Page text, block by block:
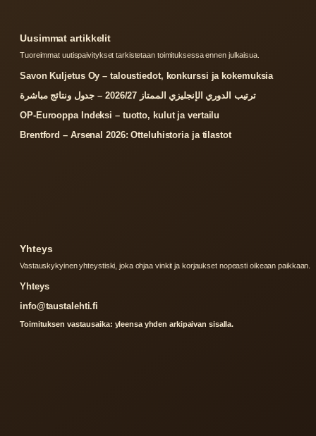
Uusimmat artikkelit
Tuoreimmat uutispaivitykset tarkistetaan toimituksessa ennen julkaisua.
Savon Kuljetus Oy – taloustiedot, konkurssi ja kokemuksia
ترتيب الدوري الإنجليزي الممتاز 2026/27 – جدول ونتائج مباشرة
OP-Eurooppa Indeksi – tuotto, kulut ja vertailu
Brentford – Arsenal 2026: Otteluhistoria ja tilastot
Yhteys
Vastauskykyinen yhteystiski, joka ohjaa vinkit ja korjaukset nopeasti oikeaan paikkaan.
Yhteys
info@taustalehti.fi
Toimituksen vastausaika: yleensa yhden arkipaivan sisalla.